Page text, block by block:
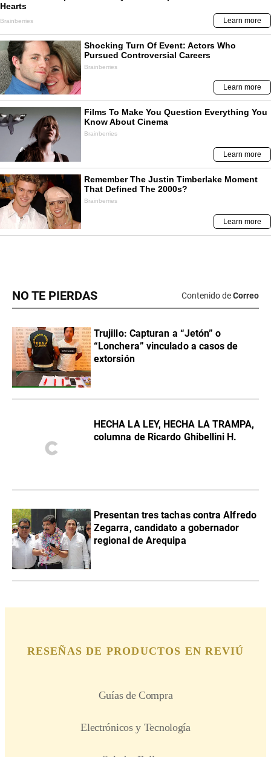
NO TE PIERDAS Contenido deCorreo
Trujillo: Capturan a “Jetón” o
“Lonchera” vinculado a casos de
extorsión
HECHA LA LEY, HECHA LA TRAMPA,
columna de Ricardo Ghibellini H.
Presentan tres tachas contra Alfredo
Zegarra, candidato a gobernador
regional de Arequipa